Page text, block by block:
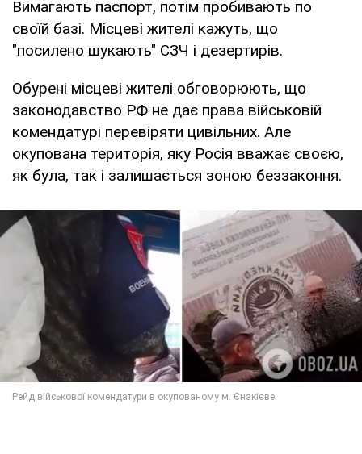
Вимагають паспорт, потім пробивають по
своїй базі. Місцеві жителі кажуть, що
"посилено шукають" СЗЧ і дезертирів.
Обурені місцеві жителі обговорюють, що
законодавство РФ не дає права військовій
комендатурі перевіряти цивільних. Але
окупована територія, яку Росія вважає своєю,
як була, так і залишається зоною беззаконня.